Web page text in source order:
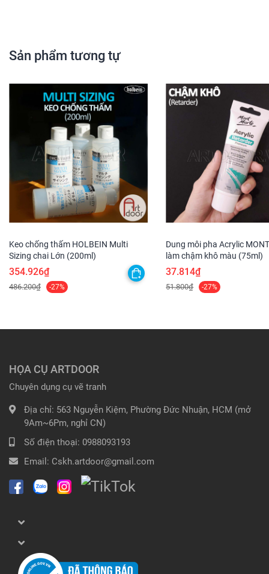
Sản phẩm tương tự
Keo chống thấm HOLBEIN Multi
Sizing chai Lớn (200ml)
354.926₫
486.200₫ -27%
Dung môi pha Acrylic
làm chậm khô màu (75ml)
37.814₫
51.800₫ -27%
HỌA CỤ ARTDOOR
Chuyên dụng cụ vẽ tranh
Địa chỉ: 563 Nguyễn Kiệm, Phường Đức Nhuận, HCM (mở
9Am~6Pm, nghỉ CN)
Số điện thoại: 0988093193
Email: Cskh.artdoor@gmail.com